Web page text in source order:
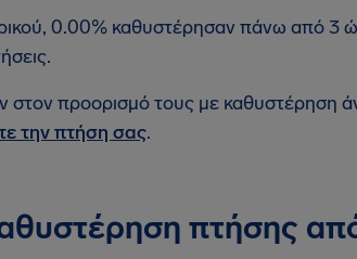
0.00% καθυστέρησαν πάνω από 3
στον προορισμό τους με
την πτήση σας.
πτήσης